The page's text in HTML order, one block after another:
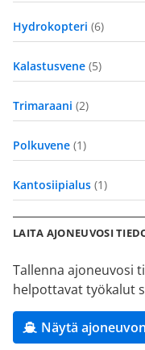
Hydrokopteri (6)
Kalastusvene (5)
Trimaraani (2)
Polkuvene (1)
Kantosiipialus (1)
LAITA AJONEUVOSI
Tallenna ajoneuvosi
helpottavat työkalut
Näytä